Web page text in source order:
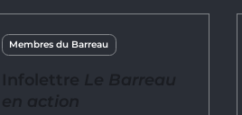
Membres du Barreau